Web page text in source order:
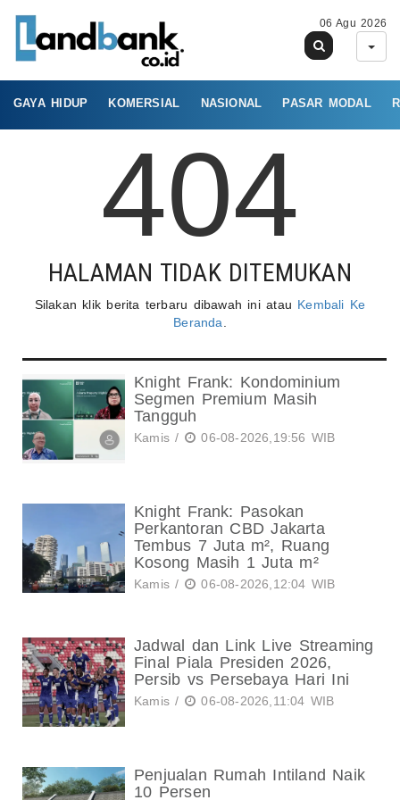
06 Agu 2026
GAYA HIDUP KOMERSIAL NASIONAL PASAR MODAL
404
HALAMAN TIDAK DITEMUKAN
Silakan klik berita terbaru dibawah ini atau Kembali Ke
Beranda
Knight Frank: Kondominium
Segmen Premium Masih
Tangguh
Kamis / 06-08-2026,19:56 WIB
Knight Frank: Pasokan
Perkantoran CBD Jakarta
Tembus 7 Juta m², Ruang
Kosong Masih 1 Juta m²
Kamis / 06-08-2026,12:04 WIB
Jadwal dan Link Live Streaming
Final Piala Presiden 2026,
Persib vs Persebaya Hari Ini
Kamis / 06-08-2026,11:04 WIB
Penjualan Rumah Intiland Naik
10 Persen